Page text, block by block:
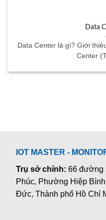
Data
Data Center là gì? Giới
Center
IOT MASTER -
Trụ sở chính:66 đường
Phúc, Phường Hiệp
Đức, Thành phố Hồ Chí